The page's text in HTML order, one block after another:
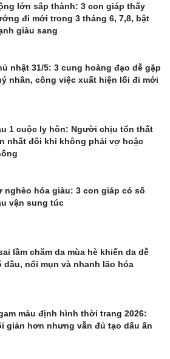
lớn sắp thành: 3 con giáp thấy
đi mới trong 3 tháng 6, 7,8, bật
giàu sang
nhật 31/5: 3 cung hoàng đạo dễ gặp
nhân, công việc xuất hiện lối đi mới
1 cuộc ly hôn: Người chịu tổn thất
nhất đôi khi không phải vợ hoặc
nghèo hóa giàu: 3 con giáp có số
vận sung túc
lầm chăm da mùa hè khiến da dễ
dầu, nổi mụn và nhanh lão hóa
màu định hình thời trang 2026:
giản hơn nhưng vẫn đủ tạo dấu ấn